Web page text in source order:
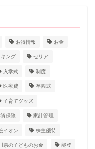
お得情報 お金
ング セリア
入学式 制度
医療費 卒園式
子育てグッズ
保険 家計管理
イオン 株主優待
県の子どものお金 能登